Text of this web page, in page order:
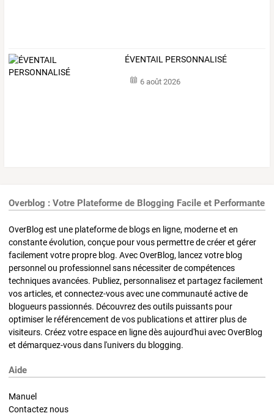
ÉVENTAIL PERSONNALISÉ
6 août 2026
Overblog : Votre Plateforme de Blogging Facile et Performante
OverBlog est une plateforme de blogs en ligne, moderne et en
constante évolution, conçue pour vous permettre de créer et gérer
facilement votre propre blog. Avec OverBlog, lancez votre blog
personnel ou professionnel sans nécessiter de compétences
techniques avancées. Publiez, personnalisez et partagez facilement
vos articles, et connectez-vous avec une communauté active de
blogueurs passionnés. Découvrez des outils puissants pour
optimiser le référencement de vos publications et attirer plus de
visiteurs. Créez votre espace en ligne dès aujourd'hui avec OverBlog
et démarquez-vous dans l'univers du blogging.
Aide
Manuel
Contactez nous